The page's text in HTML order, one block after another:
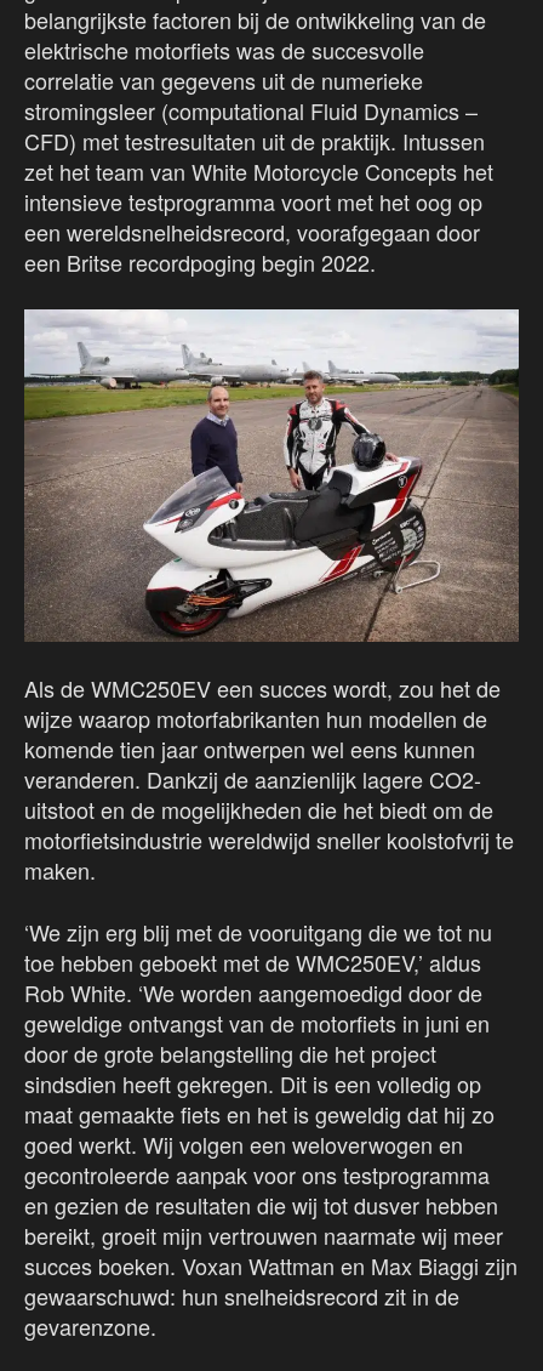
belangrijkste factoren bij de ontwikkeling van de
elektrische motorfiets was de succesvolle
correlatie van gegevens uit de numerieke
stromingsleer (computational Fluid Dynamics –
CFD) met testresultaten uit de praktijk. Intussen
zet het team van White Motorcycle Concepts het
intensieve testprogramma voort met het oog op
een wereldsnelheidsrecord, voorafgegaan door
een Britse recordpoging begin 2022.
Als de WMC250EV een succes wordt, zou het de
wijze waarop motorfabrikanten hun modellen de
komende tien jaar ontwerpen wel eens kunnen
veranderen. Dankzij de aanzienlijk lagere CO2-
uitstoot en de mogelijkheden die het biedt om de
motorfietsindustrie wereldwijd sneller koolstofvrij te
maken.
‘We zijn erg blij met de vooruitgang die we tot nu
toe hebben geboekt met de WMC250EV,’ aldus
Rob White. ‘We worden aangemoedigd door de
geweldige ontvangst van de motorfiets in juni en
door de grote belangstelling die het project
sindsdien heeft gekregen. Dit is een volledig op
maat gemaakte fiets en het is geweldig dat hij zo
goed werkt. Wij volgen een weloverwogen en
gecontroleerde aanpak voor ons testprogramma
en gezien de resultaten die wij tot dusver hebben
bereikt, groeit mijn vertrouwen naarmate wij meer
succes boeken. Voxan Wattman en Max Biaggi zijn
gewaarschuwd: hun snelheidsrecord zit in de
gevarenzone.